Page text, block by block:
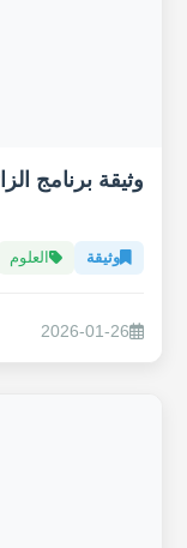
وثيقة برنامج
وثيقة العلوم
2026-01-26